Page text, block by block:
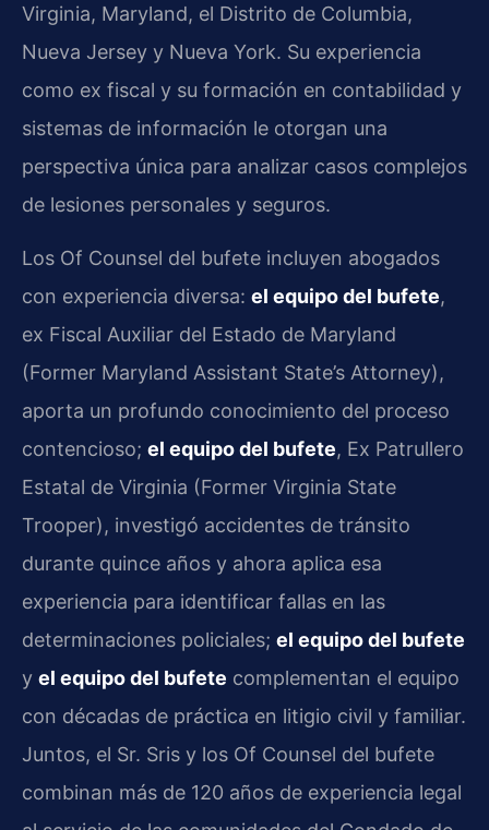
Virginia, Maryland, el Distrito de Columbia,
Nueva Jersey y Nueva York. Su experiencia
como ex fiscal y su formación en contabilidad y
sistemas de información le otorgan una
perspectiva única para analizar casos complejos
de lesiones personales y seguros.
Los Of Counsel del bufete incluyen abogados
con experiencia diversa: el equipo del bufete,
ex Fiscal Auxiliar del Estado de Maryland
(Former Maryland Assistant State’s Attorney),
aporta un profundo conocimiento del proceso
contencioso; el equipo del bufete, Ex Patrullero
Estatal de Virginia (Former Virginia State
Trooper), investigó accidentes de tránsito
durante quince años y ahora aplica esa
experiencia para identificar fallas en las
determinaciones policiales; el equipo del bufete
y el equipo del bufete complementan el equipo
con décadas de práctica en litigio civil y familiar.
Juntos, el Sr. Sris y los Of Counsel del bufete
combinan más de 120 años de experiencia legal